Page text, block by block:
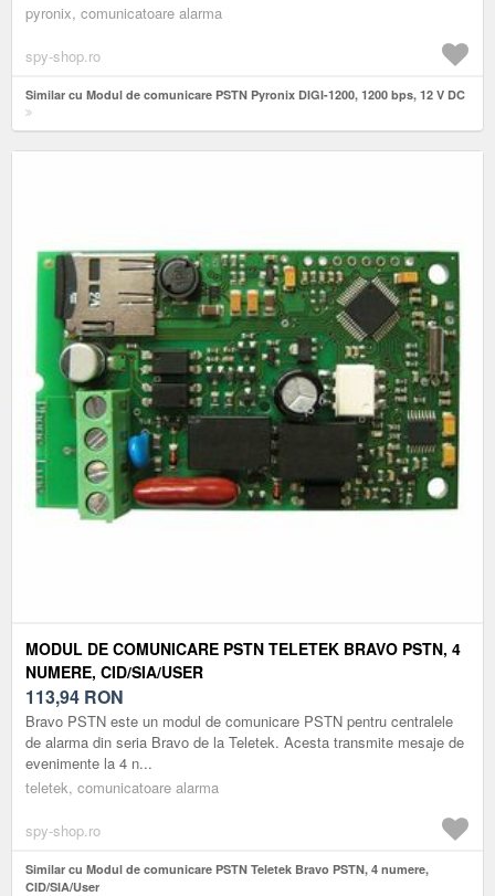
pyronix, comunicatoare alarma
spy-shop.ro
Similar cu Modul de comunicare PSTN Pyronix DIGI-1200, 1200 bps, 12 V DC
MODUL DE COMUNICARE PSTN TELETEK BRAVO PSTN, 4
NUMERE, CID/SIA/USER
113,94 RON
Bravo PSTN este un modul de comunicare PSTN pentru centralele
de alarma din seria Bravo de la Teletek. Acesta transmite mesaje de
evenimente la 4 n...
teletek, comunicatoare alarma
spy-shop.ro
Similar cu Modul de comunicare PSTN Teletek Bravo PSTN, 4 numere,
CID/SIA/User